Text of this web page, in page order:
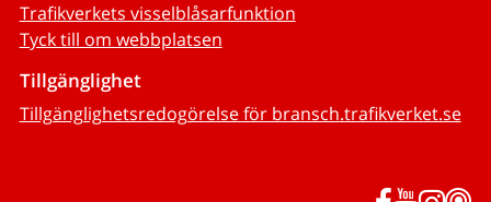
Trafikverkets visselblåsarfunktion
Tyck till om webbplatsen
Tillgänglighet
Tillgänglighetsredogörelse för bransch.trafikverket.se